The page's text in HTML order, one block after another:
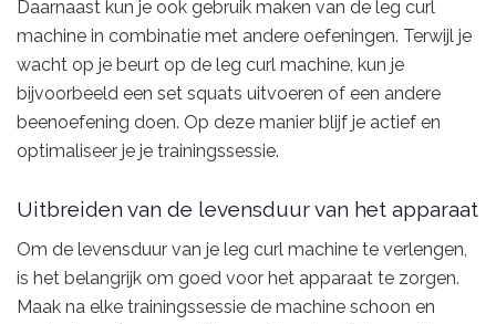
Daarnaast kun je ook gebruik maken van de leg curl
machine in combinatie met andere oefeningen. Terwijl je
wacht op je beurt op de leg curl machine, kun je
bijvoorbeeld een set squats uitvoeren of een andere
beenoefening doen. Op deze manier blijf je actief en
optimaliseer je je trainingssessie.
Uitbreiden van de levensduur van het apparaat
Om de levensduur van je leg curl machine te verlengen,
is het belangrijk om goed voor het apparaat te zorgen.
Maak na elke trainingssessie de machine schoon en